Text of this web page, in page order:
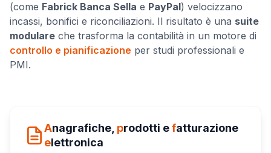
(come Fabrick Banca Sella e PayPal) velocizzano
incassi, bonifici e riconciliazioni. Il risultato è una suite
modulare che trasforma la contabilità in un motore di
controllo e pianificazione per studi professionali e
PMI.
Anagrafiche, prodotti efatturazione
elettronica